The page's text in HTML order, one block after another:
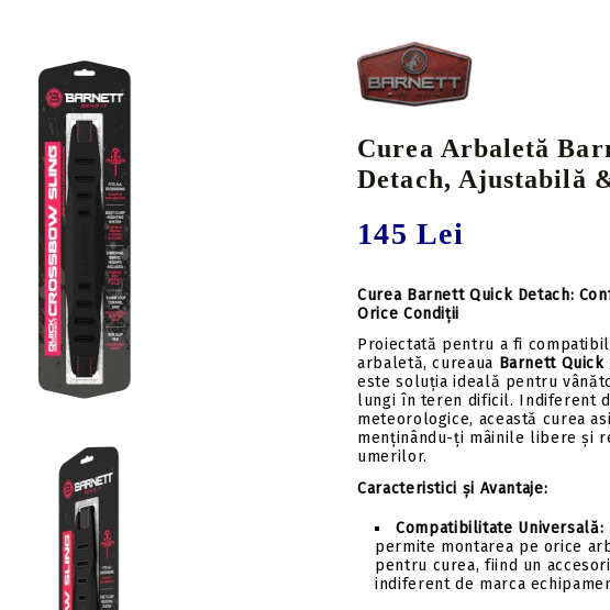
Varfuri vanatoare
Varfuri tir sportiv
Nock-uri sageti
Nock-uri luminoase
sageti arbaleta
Insert-uri săgeți
Pene săgeți
Genti & huse
Corzi & cabluri
Corzi recurve
Tolbe & huse sageti
Mecanisme incarcare
Componente
Accesorii
Curea Arbaletă
Detach, Ajustabilă
145 Lei
Curea Barnett Quick Detach:
Orice Condiții
Proiectată pentru a fi
arbaletă, cureaua Barnett Quick
este soluția ideală pentru
lungi în teren dificil. Indiferent
meteorologice, această curea
menținându-ți mâinile libere și
umerilor.
Caracteristici și Avantaje:
Compatibilitate Universală:
permite montarea pe orice
pentru curea, fiind un
indiferent de marca